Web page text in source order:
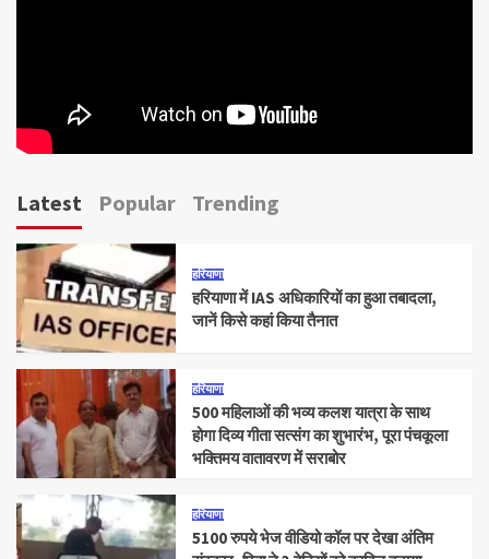
Latest Popular Trending
हरियाणा
हरियाणा में IAS अधिकारियों का हुआ तबादला,
जानें किसे कहां किया तैनात
हरियाणा
500 महिलाओं की भव्य कलश यात्रा के साथ
होगा दिव्य गीता सत्संग का शुभारंभ, पूरा पंचकूला
भक्तिमय वातावरण में सराबोर
हरियाणा
5100 रुपये भेज वीडियो कॉल पर देखा अंतिम